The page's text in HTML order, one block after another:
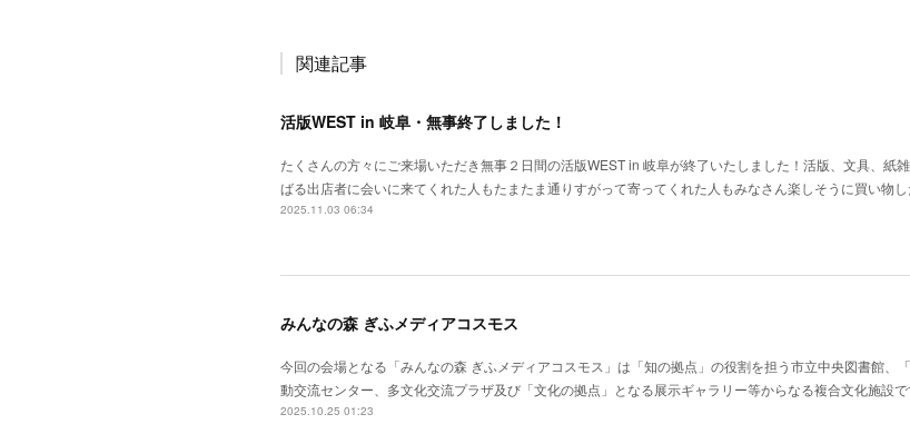
関連記事
活版WEST in 岐阜・無事終了しました！
たくさんの方々にご来場いただき無事２日間の活版WEST in 岐阜が終了いたしました！活版、文具、紙
ばる出店者に会いに来てくれた人もたまたま通りすがって寄ってくれた人もみなさん楽しそうに買い物
2025.11.03 06:34
みんなの森 ぎふメディアコスモス
今回の会場となる「みんなの森 ぎふメディアコスモス」は「知の拠点」の役割を担う市立中央図書館、
動交流センター、多文化交流プラザ及び「文化の拠点」となる展示ギャラリー等からなる複合文化施設
2025.10.25 01:23